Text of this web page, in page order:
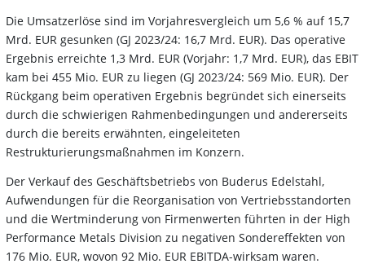
Die Umsatzerlöse sind im Vorjahresvergleich um 5,6 % auf 15,7
Mrd. EUR gesunken (GJ 2023/24: 16,7 Mrd. EUR). Das operative
Ergebnis erreichte 1,3 Mrd. EUR (Vorjahr: 1,7 Mrd. EUR), das EBIT
kam bei 455 Mio. EUR zu liegen (GJ 2023/24: 569 Mio. EUR). Der
Rückgang beim operativen Ergebnis begründet sich einerseits
durch die schwierigen Rahmenbedingungen und andererseits
durch die bereits erwähnten, eingeleiteten
Restrukturierungsmaßnahmen im Konzern.
Der Verkauf des Geschäftsbetriebs von Buderus Edelstahl,
Aufwendungen für die Reorganisation von Vertriebsstandorten
und die Wertminderung von Firmenwerten führten in der High
Performance Metals Division zu negativen Sondereffekten von
176 Mio. EUR, wovon 92 Mio. EUR EBITDA-wirksam waren.